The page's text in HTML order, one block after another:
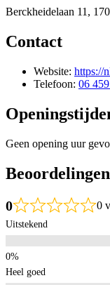
Berckheidelaan 11,
Contact
Website: https://
Telefoon: 06
Geen opening uur
Beoordelingen
0 0
Uitstekend
Heel goed